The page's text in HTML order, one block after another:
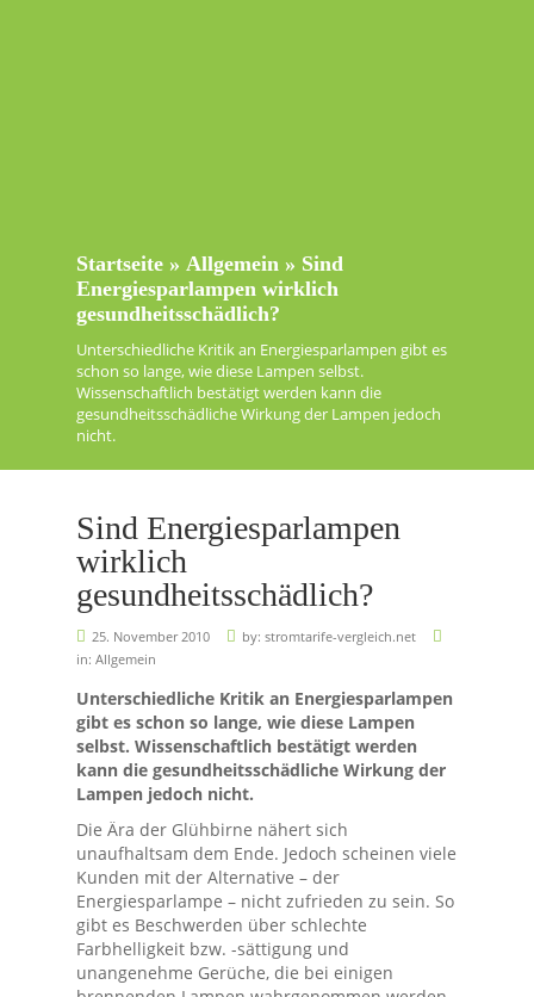
Startseite » Allgemein » Sind
Energiesparlampen wirklich
gesundheitsschädlich?
Unterschiedliche Kritik an Energiesparlampen gibt es
schon so lange, wie diese Lampen selbst.
Wissenschaftlich bestätigt werden kann die
gesundheitsschädliche Wirkung der Lampen jedoch
nicht.
Sind Energiesparlampen
wirklich
gesundheitsschädlich?
25. November 2010 by: stromtarife-vergleich.net
in: Allgemein
Unterschiedliche Kritik an Energiesparlampen
gibt es schon so lange, wie diese Lampen
selbst. Wissenschaftlich bestätigt werden
kann die gesundheitsschädliche Wirkung der
Lampen jedoch nicht.
Die Ära der Glühbirne nähert sich
unaufhaltsam dem Ende. Jedoch scheinen viele
Kunden mit der Alternative – der
Energiesparlampe – nicht zufrieden zu sein. So
gibt es Beschwerden über schlechte
Farbhelligkeit bzw. -sättigung und
unangenehme Gerüche, die bei einigen